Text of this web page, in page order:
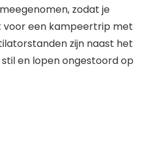
zodat je
een kampeertrip met
zijn naast het
en lopen ongestoord op